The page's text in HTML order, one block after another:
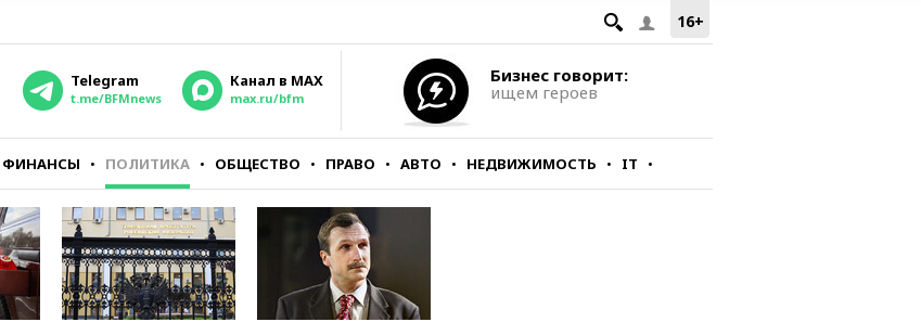
16+
Telegram
t.me/BFMnews
Канал в MAX
max.ru/bfm
Бизнес говорит:
ищем героев
ФИНАНСЫ ПОЛИТИКА ОБЩЕСТВО ПРАВО АВТО НЕДВИЖИМОСТЬ IT